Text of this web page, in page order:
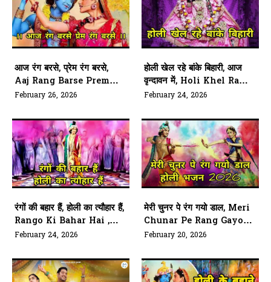
आज रंग बरसे, प्रेम रंग बरसे,
Aaj Rang Barse Prem
Rang Barse
February 26, 2026
होली खेल रहे बांके बिहारी, आज
वृन्दावन में, Holi Khel Rahe
Banke Bihari, Aaj
February 24, 2026
रंगों की बहार हैं, होली का त्यौहार हैं,
Rango Ki Bahar Hai ,
Holi Ka Tyohar Hai
February 24, 2026
मेरी चुनर पे रंग गयो डाल, Meri
Chunar Pe Rang Gayo
Dal
February 20, 2026